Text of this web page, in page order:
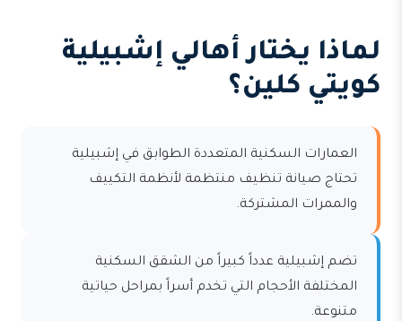
لماذا يختار أهالي إشبيلية
كويتي كلين؟
العمارات السكنية المتعددة الطوابق في إشبيلية
تحتاج صيانة تنظيف منتظمة لأنظمة التكييف
والممرات المشتركة.
تضم إشبيلية عدداً كبيراً من الشقق السكنية
المختلفة الأحجام التي تخدم أسراً بمراحل حياتية
متنوعة.